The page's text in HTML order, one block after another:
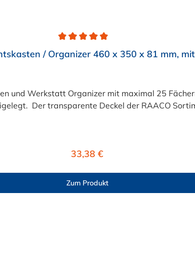
/ Organizer 460 x 350 x 81 mm,
und Werkstatt Organizer mit maximal 25
Der transparente Deckel der RAACO
Regulärer Preis:
33,38 €
Zum Produkt